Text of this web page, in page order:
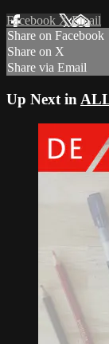
Facebook XEmail
Share on Facebook
Share on X
Share via Email
Up Next in